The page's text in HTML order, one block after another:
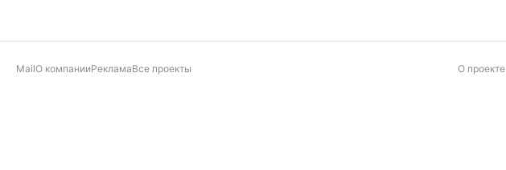
MailО компанииРекламаВсе проекты О проекте